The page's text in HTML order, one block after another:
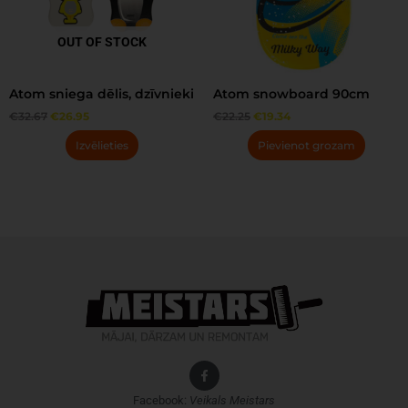
OUT OF STOCK
Atom sniega dēlis, dzīvnieki
€32.67 €26.95
Izvēlieties
options
may
on
Atom snowboard 90cm
€22.25 €19.34
Pievienot grozam
Facebook: Veikals Meistars